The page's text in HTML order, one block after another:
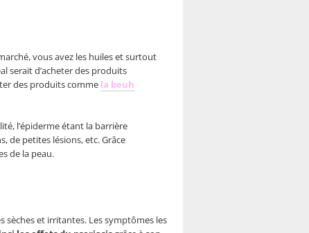
vous avez les huiles et surtout
serait d’acheter des produits
des produits comme la beuh
l’épiderme étant la barrière
de petites lésions, etc. Grâce
de la peau.
sèches et irritantes. Les symptômes les